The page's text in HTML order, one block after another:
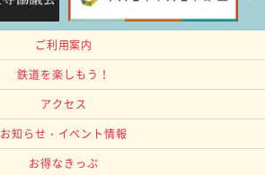
ご利用案内
鉄道を楽しもう！
アクセス
お知らせ・イベント情報
お得なきっぷ